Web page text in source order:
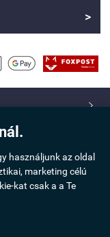
használjunk az oldal
marketing célú
kat csak a a Te
>
